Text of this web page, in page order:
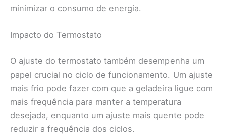
minimizar o consumo de energia.
Impacto do Termostato
O ajuste do termostato também desempenha um
papel crucial no ciclo de funcionamento. Um ajuste
mais frio pode fazer com que a geladeira ligue com
mais frequência para manter a temperatura
desejada, enquanto um ajuste mais quente pode
reduzir a frequência dos ciclos.